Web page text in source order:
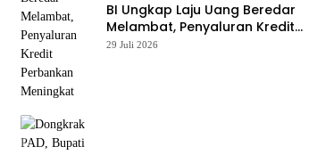
BI Ungkap Laju Uang Beredar
Melambat, Penyaluran Kredit
Perbankan Meningkat
29 Juli 2026